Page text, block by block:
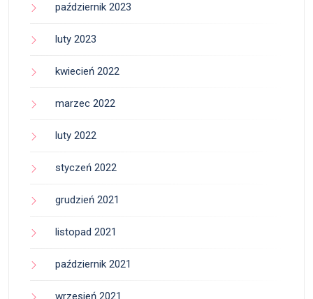
październik 2023
luty 2023
kwiecień 2022
marzec 2022
luty 2022
styczeń 2022
grudzień 2021
listopad 2021
październik 2021
wrzesień 2021